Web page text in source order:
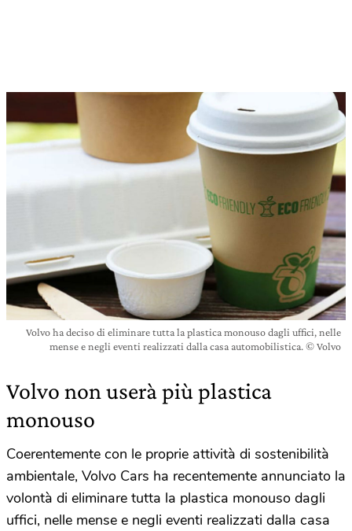
Volvo ha deciso di eliminare tutta la plastica monouso dagli uffici, nelle
mense e negli eventi realizzati dalla casa automobilistica. © Volvo
Volvo non userà più plastica
monouso
Coerentemente con le proprie attività di sostenibilità
ambientale, Volvo Cars ha recentemente annunciato la
volontà di eliminare tutta la plastica monouso dagli
uffici, nelle mense e negli eventi realizzati dalla casa